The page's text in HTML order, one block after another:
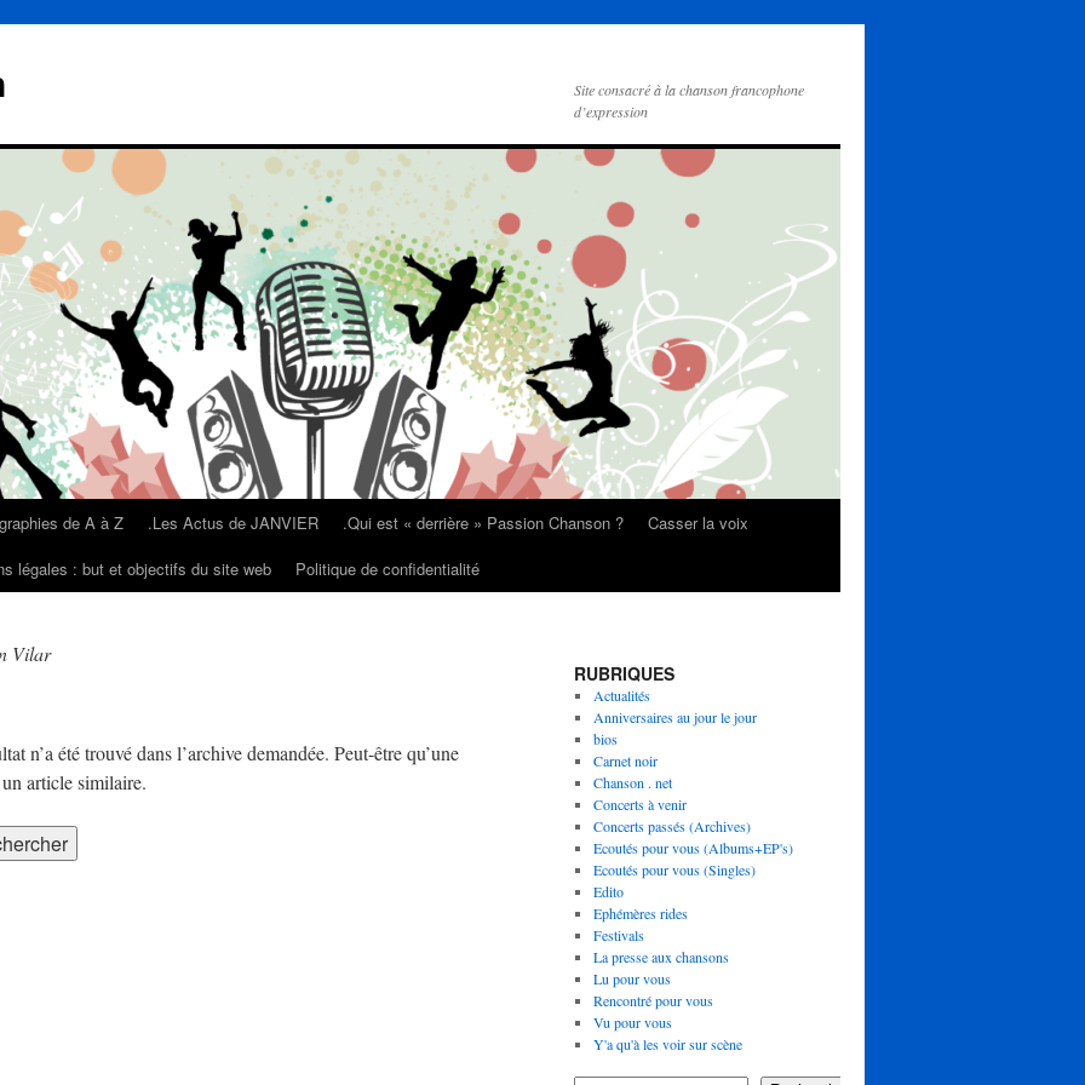
Site consacré à la chanson francophone
d’expression
de A à Z .Les Actus de JANVIER .Qui est « derrière » Passion Chanson ?
Casser la voix
légales : but et objectifs du site web Politique de confidentialité
Vilar
n’a été trouvé dans l’archive demandée. Peut-être qu’une
article similaire.
RUBRIQUES
Actualités
Anniversaires au jour le jour
bios
Carnet noir
Chanson . net
Concerts à venir
Concerts passés (Archives)
Ecoutés pour vous (Albums+EP's)
Ecoutés pour vous (Singles)
Edito
Ephémères rides
Festivals
La presse aux chansons
Lu pour vous
Rencontré pour vous
Vu pour vous
Y'a qu'à les voir sur scène